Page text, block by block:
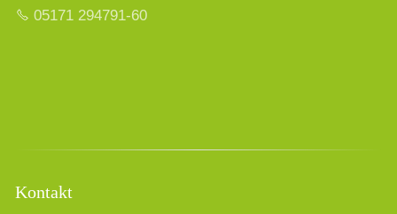
05171 294791-60
Kontakt